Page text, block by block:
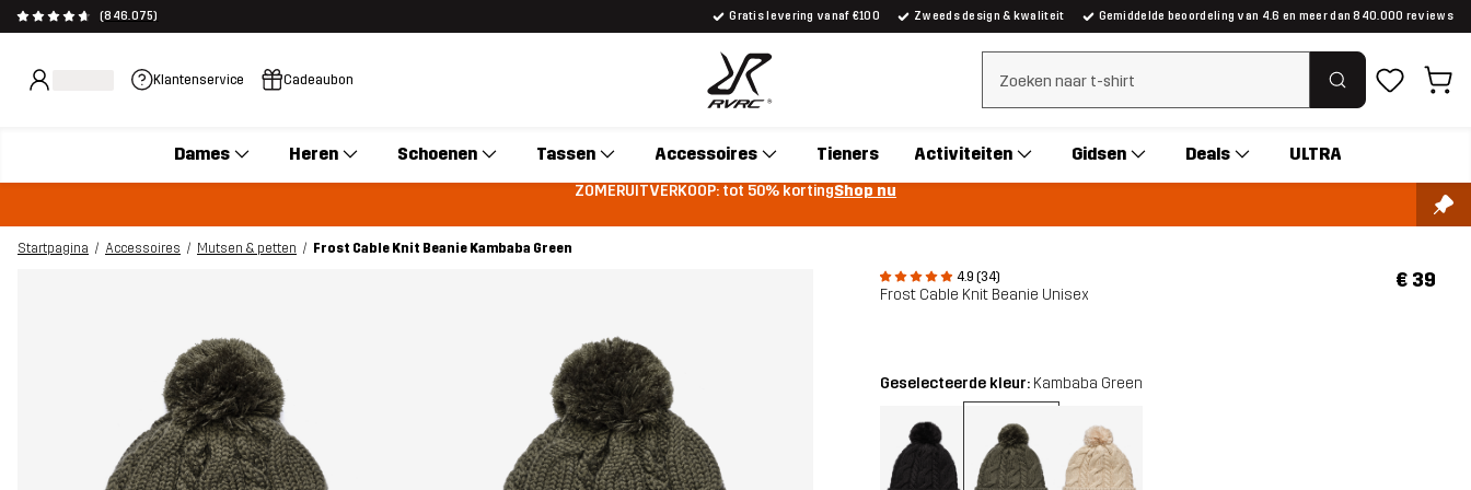
(846.075) Gratis levering vanaf €100 Zweeds design & kwaliteit Gemiddelde beoordeling van 4.6 en meer dan 840.000 reviews
Klantenservice Cadeaubon Zoeken wissen
Dames Heren Schoenen Tassen Accessoires Tieners Activiteiten Gidsen Deals ULTRA
ZOMERUITVERKOOP: tot 50% kortingShop nu
Startpagina Accessoires Mutsen & petten
Frost Cable Knit Beanie Kambaba Green
4.9 (34)
Frost Cable Knit Beanie Unisex
€ 39
Geselecteerde kleur: Kambaba Green